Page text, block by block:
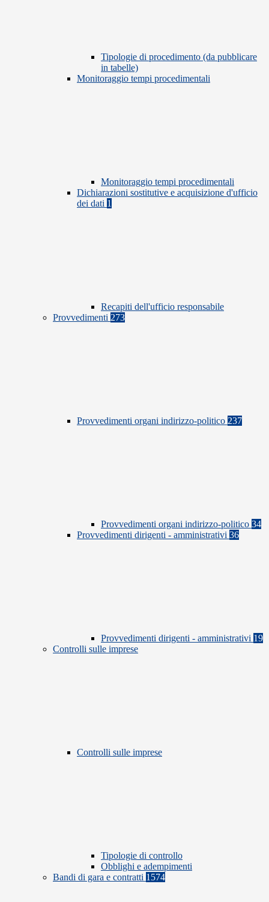
Tipologie di procedimento (da pubblicare
in tabelle)
Monitoraggio tempi procedimentali
Monitoraggio tempi procedimentali
Dichiarazioni sostitutive e acquisizione d'ufficio
dei dati 1
Recapiti dell'ufficio responsabile
Provvedimenti 273
Provvedimenti organi indirizzo-politico 237
Provvedimenti organi indirizzo-politico 34
Provvedimenti dirigenti - amministrativi 36
Provvedimenti dirigenti - amministrativi 19
Controlli sulle imprese
Controlli sulle imprese
Tipologie di controllo
Obblighi e adempimenti
Bandi di gara e contratti 1574